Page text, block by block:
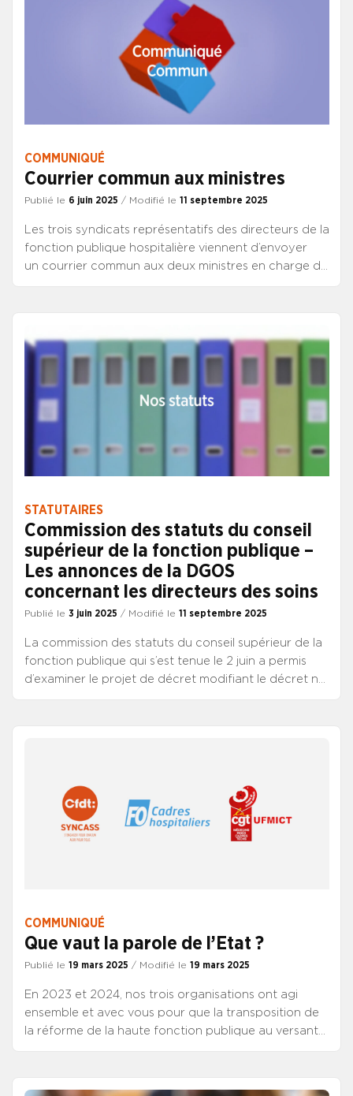
janvier 2026 à l’issue de leur examen en conseil d’Etat
(pour le décret statutaire et celui relatif aux emplois
supérieurs) et de leur publication.
COMMUNIQUÉ
Courrier commun aux ministres
Publié le 6 juin 2025 / Modifié le 11 septembre 2025
Les trois syndicats représentatifs des directeurs de la
fonction publique hospitalière viennent d’envoyer
un courrier commun aux deux ministres en charge de
sur la reconnaissance statutaire des trois corps de
direction de la FPH. Dans un contexte de gestion
d’urgence rétablir un dialogue rompu depuis un an.
Le SYNCASS-CFDT s’y engagera avec détermination.
STATUTAIRES
Commission des statuts du conseil
supérieur de la fonction publique –
Les annonces de la DGOS
concernant les directeurs des soins
Publié le 3 juin 2025 / Modifié le 11 septembre 2025
La commission des statuts du conseil supérieur de la
fonction publique qui s’est tenue le 2 juin a permis
d’examiner le projet de décret modifiant le décret n°
COMMUNIQUÉ
Que vaut la parole de l’Etat ?
Publié le 19 mars 2025 / Modifié le 19 mars 2025
En 2023 et 2024, nos trois organisations ont agi
ensemble et avec vous pour que la transposition de
la réforme de la haute fonction publique au versant